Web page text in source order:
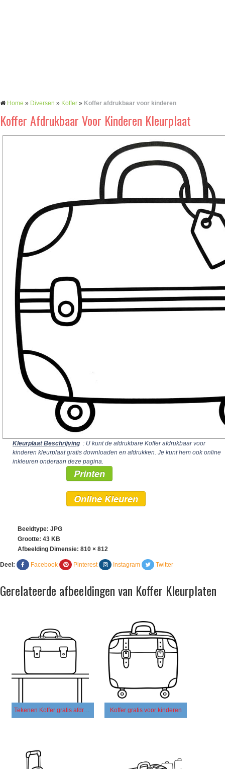
Home » Diversen » Koffer » Koffer afdrukbaar voor kinderen
Koffer Afdrukbaar Voor Kinderen Kleurplaat
Kleurplaat Beschrijving : U kunt de afdrukbare Koffer afdrukbaar voor
kinderen kleurplaat gratis downloaden en afdrukken. Je kunt hem ook online
inkleuren onderaan deze pagina.
Printen
Online Kleuren
Beeldtype: JPG
Grootte: 43 KB
Afbeelding Dimensie: 810 × 812
Deel: Facebook Pinterest Instagram Twitter
Gerelateerde afbeeldingen van Koffer Kleurplaten
Tekenen Koffer gratis afdrukbaar simpel Koffer gratis voor kinderen